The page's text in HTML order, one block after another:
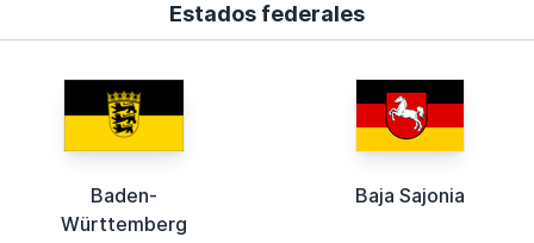
Estados federales
Baden-
Württemberg
Baja Sajonia